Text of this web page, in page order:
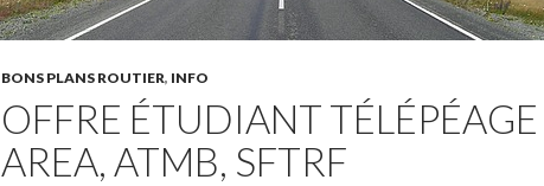
BONS PLANS ROUTIER, INFO
OFFRE ÉTUDIANT TÉLÉPÉAGE
AREA, ATMB, SFTRF